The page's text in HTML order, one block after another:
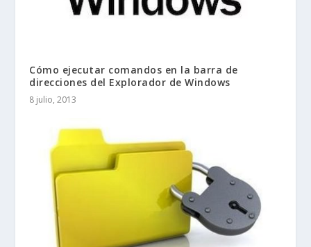
Cómo ejecutar comandos en la barra de
direcciones del Explorador de Windows
8 julio, 2013